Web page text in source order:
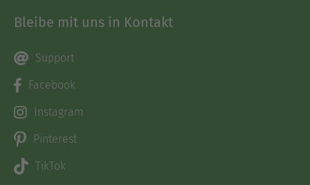
Bleibe mit uns in Kontakt
Support
Facebook
Instagram
Pinterest
TikTok